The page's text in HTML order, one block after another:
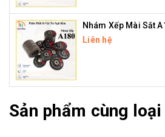
Nhám Xếp Mài Sắt
Liên hệ
Sản phẩm cùng loại